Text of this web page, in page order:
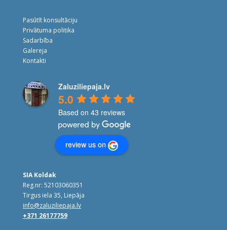
Pasūtīt konsultāciju
Privātuma politika
Sadarbība
Galereja
Kontakti
Zaluziliepaja.lv
5.0
Based on 43 reviews
review us on
SIA Koldak
Reg.nr: 52103060351
Tirgus iela 35, Liepāja
info@zaluziliepaja.lv
+371 26177759